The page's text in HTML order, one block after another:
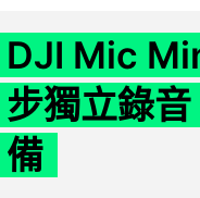
DJI Mic
步獨立錄
備